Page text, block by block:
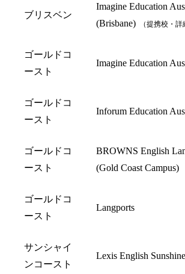
ブリスベン
Imagine Education
(Brisbane)
（提携校・
ゴールドコ
ースト
Imagine Education
ゴールドコ
ースト
Inforum Education
ゴールドコ
ースト
BROWNS English
(Gold Coast Campus)
ゴールドコ
ースト
Langports
サンシャイ
ンコースト
Lexis English